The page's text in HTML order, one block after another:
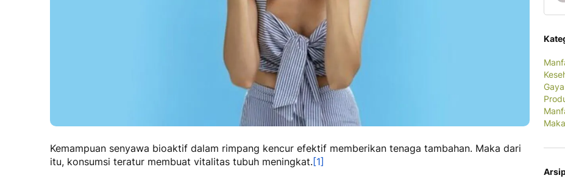
Kemampuan senyawa bioaktif dalam rimpang kencur efektif memberikan tenaga tambahan. Maka dari
itu, konsumsi teratur membuat vitalitas tubuh meningkat.[1]